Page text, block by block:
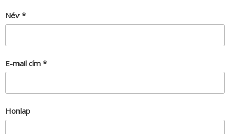
Név *
E-mail cím *
Honlap